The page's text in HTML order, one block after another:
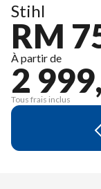
Stihl
RM
À partir de
2
Tous frais inclus